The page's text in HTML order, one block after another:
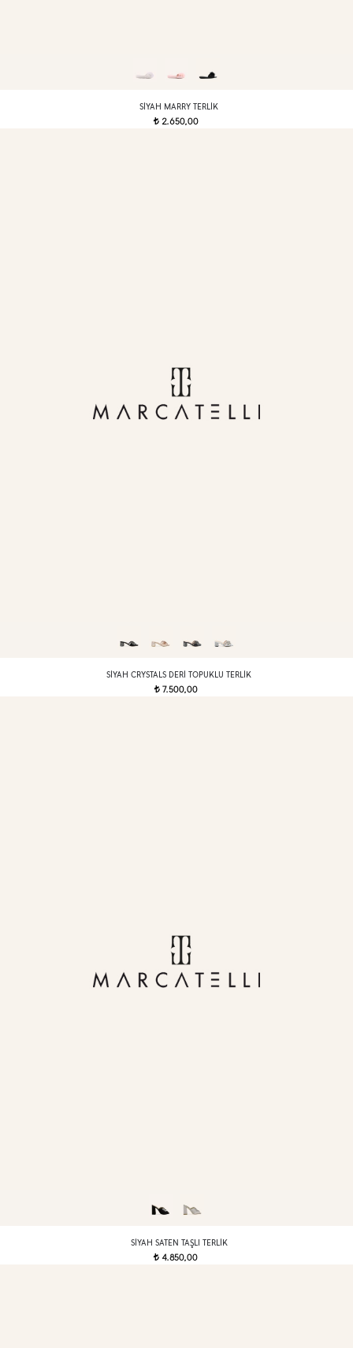
SIYAH MARRY TERLIK
t2.650,00
SIYAH CRYSTALS DERI TOPUKLU TERLIK
t7.500,00
SIYAH SATEN TAŞLI TERLIK
t 4.850,00